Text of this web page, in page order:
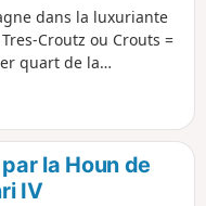
dans la luxuriante
Croutz ou Crouts =
quart de la
puis la crête vers
la Génie Braque. Bien
dépaysement
la Houn de
IV